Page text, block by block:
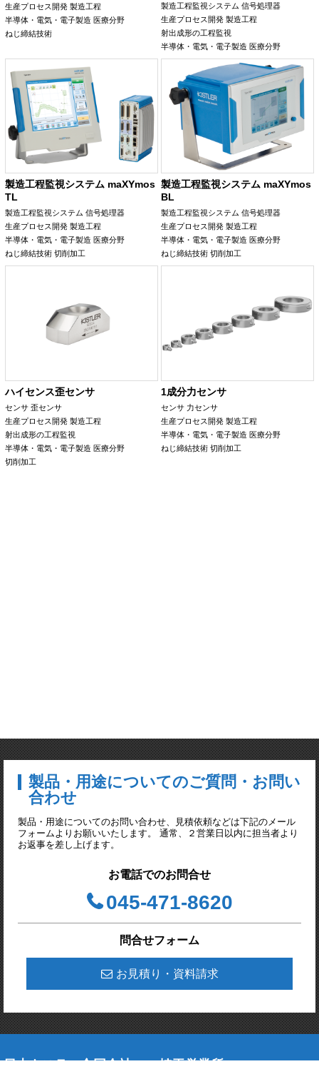
生産プロセス開発 製造工程
半導体・電気・電子製造 医療分野
ねじ締結技術
製造工程監視システム 信号処理器
生産プロセス開発 製造工程
射出成形の工程監視
半導体・電気・電子製造 医療分野
製造工程監視システム maXYmos
TL
製造工程監視システム 信号処理器
生産プロセス開発 製造工程
半導体・電気・電子製造 医療分野
ねじ締結技術 切削加工
製造工程監視システム maXYmos
BL
製造工程監視システム 信号処理器
生産プロセス開発 製造工程
半導体・電気・電子製造 医療分野
ねじ締結技術 切削加工
ハイセンス歪センサ
センサ 歪センサ
生産プロセス開発 製造工程
射出成形の工程監視
半導体・電気・電子製造 医療分野
切削加工
1成分力センサ
センサ 力センサ
生産プロセス開発 製造工程
半導体・電気・電子製造 医療分野
ねじ締結技術 切削加工
製品・用途についてのご質問・お問い
合わせ
製品・用途についてのお問い合わせ、見積依頼などは下記のメール
フォームよりお願いいたします。 通常、２営業日以内に担当者より
お返事を差し上げます。
お電話でのお問合せ
045-471-8620
問合せフォーム
お見積り・資料請求
日本キスラー合同会社 埼玉営業所